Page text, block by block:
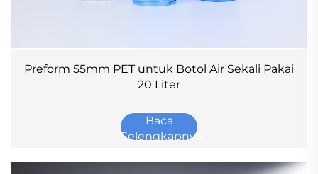
Preform 55mm PET untuk Botol Air Sekali Pakai
20 Liter
Baca
Selengkapnya